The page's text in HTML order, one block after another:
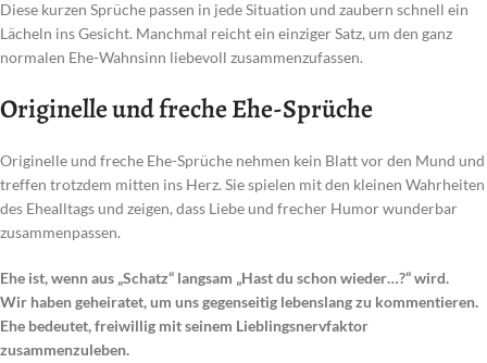
Diese kurzen Sprüche passen in jede Situation und zaubern schnell ein
Lächeln ins Gesicht. Manchmal reicht ein einziger Satz, um den ganz
normalen Ehe-Wahnsinn liebevoll zusammenzufassen.
Originelle und freche Ehe-Sprüche
Originelle und freche Ehe-Sprüche nehmen kein Blatt vor den Mund und
treffen trotzdem mitten ins Herz. Sie spielen mit den kleinen Wahrheiten
des Ehealltags und zeigen, dass Liebe und frecher Humor wunderbar
zusammenpassen.
Ehe ist, wenn aus „Schatz“ langsam „Hast du schon wieder…?“ wird.
Wir haben geheiratet, um uns gegenseitig lebenslang zu kommentieren.
Ehe bedeutet, freiwillig mit seinem Lieblingsnervfaktor
zusammenzuleben.